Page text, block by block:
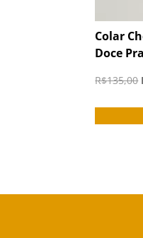
Colar
Doce
R$135,00